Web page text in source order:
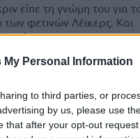
My Personal Information
to third parties, or
by us, please use
that after your opt-out
είπε τη γνώμη του για
των φετινών Λέικερς. Και
Μέλτον αντί
Ντάνι